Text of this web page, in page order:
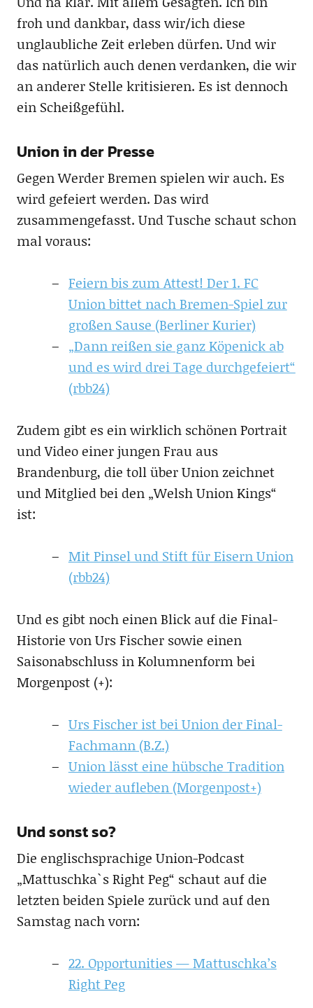
froh und dankbar, dass wir/ich diese
unglaubliche Zeit erleben dürfen. Und wir
das natürlich auch denen verdanken, die wir
an anderer Stelle kritisieren. Es ist dennoch
ein Scheißgefühl.
Union in der Presse
Gegen Werder Bremen spielen wir auch. Es
wird gefeiert werden. Das wird
zusammengefasst. Und Tusche schaut schon
mal voraus:
Feiern bis zum Attest! Der 1. FC
Union bittet nach Bremen-Spiel zur
großen Sause (Berliner Kurier)
„Dann reißen sie ganz Köpenick ab
und es wird drei Tage durchgefeiert“
(rbb24)
Zudem gibt es ein wirklich schönen Portrait
und Video einer jungen Frau aus
Brandenburg, die toll über Union zeichnet
und Mitglied bei den „Welsh Union Kings“
ist:
Mit Pinsel und Stift für Eisern Union
(rbb24)
Und es gibt noch einen Blick auf die Final-
Historie von Urs Fischer sowie einen
Saisonabschluss in Kolumnenform bei
Morgenpost (+):
Urs Fischer ist bei Union der Final-
Fachmann (B.Z.)
Union lässt eine hübsche Tradition
wieder aufleben (Morgenpost+)
Und sonst so?
Die englischsprachige Union-Podcast
„Mattuschka`s Right Peg“ schaut auf die
letzten beiden Spiele zurück und auf den
Samstag nach vorn:
22. Opportunities — Mattuschka’s
Right Peg